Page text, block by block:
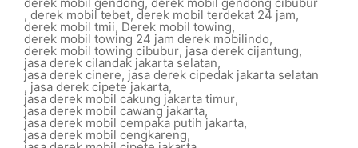
, derek mobil tebet, derek mobil terdekat 24 jam,
derek mobil tmii, Derek mobil towing,
derek mobil towing 24 jam derek mobilindo,
derek mobil towing cibubur, jasa derek cijantung,
jasa derek cilandak jakarta selatan,
jasa derek cinere, jasa derek cipedak jakarta selatan
, jasa derek cipete jakarta,
jasa derek mobil cakung jakarta timur,
jasa derek mobil cawang jakarta,
jasa derek mobil cempaka putih jakarta,
jasa derek mobil cengkareng,